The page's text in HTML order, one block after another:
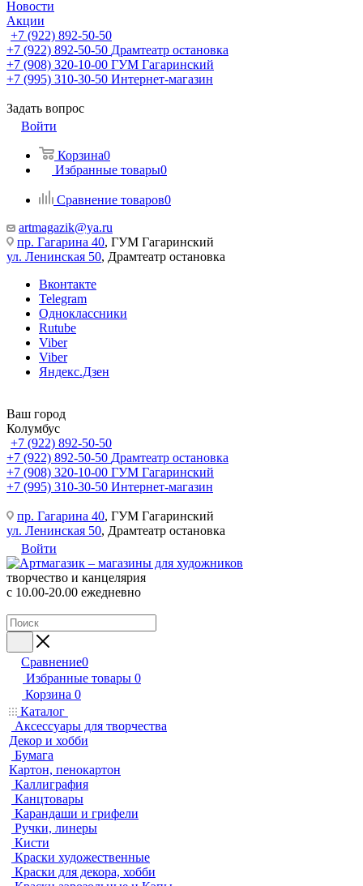
Новости
Акции
+7 (922) 892-50-50
+7 (922) 892-50-50 Драмтеатр остановка
+7 (908) 320-10-00 ГУМ Гагаринский
+7 (995) 310-30-50 Интернет-магазин
Задать вопрос
Войти
Корзина0
Избранные товары0
Сравнение товаров0
artmagazik@ya.ru
пр. Гагарина 40, ГУМ Гагаринский
ул. Ленинская 50, Драмтеатр остановка
Вконтакте
Telegram
Одноклассники
Rutube
Viber
Viber
Яндекс.Дзен
Ваш город
Колумбус
+7 (922) 892-50-50
+7 (922) 892-50-50 Драмтеатр остановка
+7 (908) 320-10-00 ГУМ Гагаринский
+7 (995) 310-30-50 Интернет-магазин
пр. Гагарина 40, ГУМ Гагаринский
ул. Ленинская 50, Драмтеатр остановка
Войти
творчество и канцелярия
с 10.00-20.00 ежедневно
Сравнение0
Избранные товары 0
Корзина 0
Каталог
Аксессуары для творчества
Декор и хобби
Бумага
Картон, пенокартон
Каллиграфия
Канцтовары
Карандаши и грифели
Ручки, линеры
Кисти
Краски художественные
Краски для декора, хобби